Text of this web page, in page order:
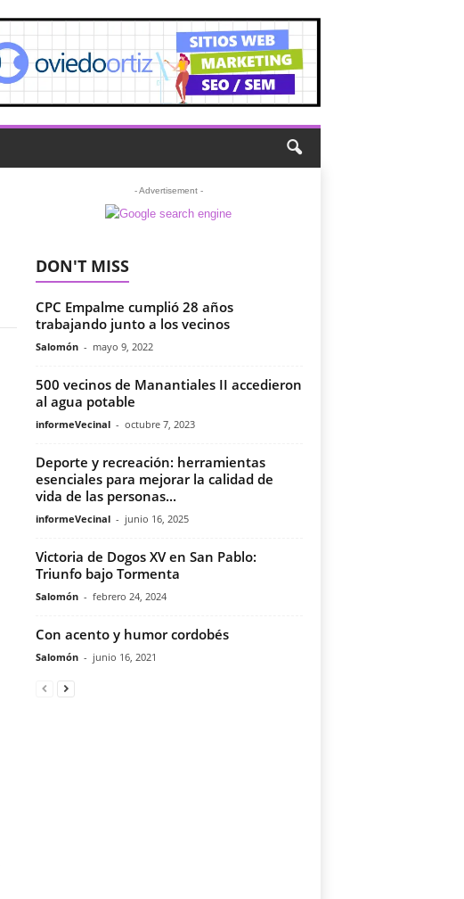
- Advertisement -
DON'T MISS
CPC Empalme cumplió 28 años
trabajando junto a los vecinos
Salomón - mayo 9, 2022
500 vecinos de Manantiales II accedieron
al agua potable
informeVecinal - octubre 7, 2023
Deporte y recreación: herramientas
esenciales para mejorar la calidad de
vida de las personas...
informeVecinal - junio 16, 2025
Victoria de Dogos XV en San Pablo:
Triunfo bajo Tormenta
Salomón - febrero 24, 2024
Con acento y humor cordobés
Salomón - junio 16, 2021